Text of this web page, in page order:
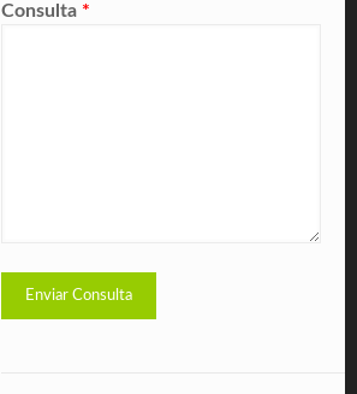
Consulta *